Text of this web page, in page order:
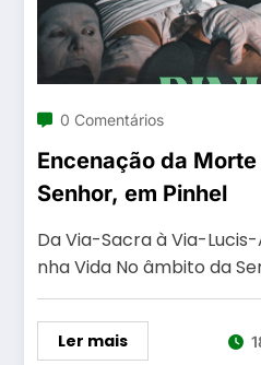
0 Comentários
Encenação da
Senhor, em Pinhel
Da Via-Sacra à Via-
nha Vida No âmbito da
Ler mais